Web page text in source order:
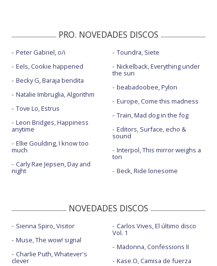
PRO. NOVEDADES DISCOS
Peter Gabriel, o/i
Eels, Cookie happened
Becky G, Baraja bendita
Natalie Imbruglia, Algorithm
Tove Lo, Estrus
Leon Bridges, Happiness
anytime
Ellie Goulding, I know too
much
Carly Rae Jepsen, Day and
night
Toundra, Siete
Nickelback, Everything under
the sun
beabadoobee, Pylon
Europe, Come this madness
Train, Mad dog in the fog
Editors, Surface, echo &
sound
Interpol, This mirror weighs a
ton
Beck, Ride lonesome
NOVEDADES DISCOS
Sienna Spiro, Visitor
Muse, The wow! signal
Charlie Puth, Whatever's
clever
Carlos Vives, El último disco
Vol. 1
Madonna, Confessions II
Kase.O, Camisa de fuerza